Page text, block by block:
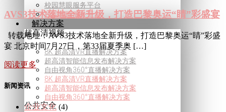
校园慧眼服务平台
校园慧眼服务平台
解决方案
超高清视频
8K 超高清VR直播解决方案
超高清智能信息发布解决方案
自由视角360°直播解决方案
8K 超高清VR直播解决方案
超高清智能信息发布解决方案
自由视角360°直播解决方案
公共安全
AVS3技术落地全新升级，打造巴黎奥运“睛”彩盛宴
转载地址：AVS3技术落地全新升级，打造巴黎奥运“睛”彩盛
宴 北京时间7月27日，第33届夏季奥 […]
阅读更多
新闻资讯
企业文化 (4)